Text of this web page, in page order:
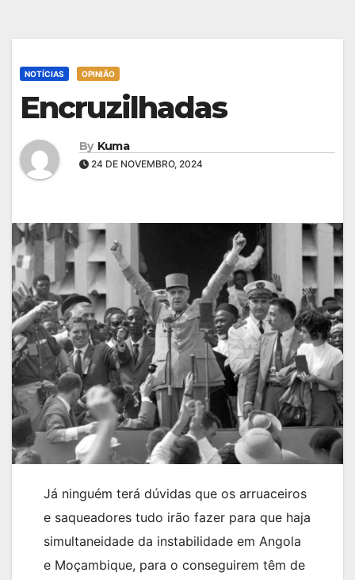
NOTÍCIAS OPINIÃO
Encruzilhadas
By Kuma
24 DE NOVEMBRO, 2024
Já ninguém terá dúvidas que os arruaceiros
e saqueadores tudo irão fazer para que haja
simultaneidade da instabilidade em Angola
e Moçambique, para o conseguirem têm de